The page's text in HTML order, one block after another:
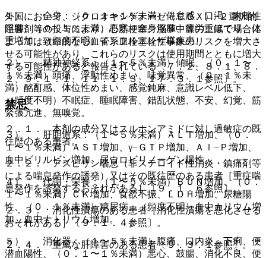
外国において、シクロオキシゲナーゼ（ＣＯＸ）−２選択的
阻害剤等の投与により、心筋梗塞、脳卒中等の重篤で場合に
よっては致命的な心血管系血栓塞栓性事象のリスクを増大さ
せる可能性があり、これらのリスクは使用期間とともに増大
する可能性があると報告されている〔７．２、８．１、８．
２、９．１．１、１１．１．３、１７．３．１参照〕。
禁忌
２．１． 本剤の成分又はスルホンアミドに対し過敏症の既
往歴のある患者。
２．２． アスピリン喘息（非ステロイド性消炎・鎮痛剤等
による喘息発作の誘発）又はその既往歴のある患者［重症喘
息発作を誘発するおそれがある］〔９．１．６参照〕。
２．３． 消化性潰瘍のある患者［消化性潰瘍を悪化させる
おそれがある］〔９．１．４参照〕。
２．４． 重篤な肝障害のある患者〔９．３．１参照〕。
１）． 全身：（０．１〜１％未満）倦怠感、口渇、末梢性
浮腫、（０．１％未満）悪寒、全身浮腫、疲労、ほてり、体
重増加、（頻度不明）インフルエンザ様疾患。
２）． 精神神経系：（１〜５％未満）傾眠、（０．１〜
１％未満）頭痛、浮動性めまい、味覚異常、（０．１％未
満）酩酊感、体位性めまい、感覚鈍麻、意識レベル低下、
（頻度不明）不眠症、睡眠障害、錯乱状態、不安、幻覚、筋
緊張亢進、無嗅覚。
３）． 肝胆道系：（１〜５％未満）ＡＬＴ増加、（０．
１〜１％未満）ＡＳＴ増加、γ−ＧＴＰ増加、Ａｌ−Ｐ増加、
血中ビリルビン増加、尿ウロビリノーゲン陽性。
４）． 代謝・栄養：（１〜５％未満）ＢＵＮ増加、（０．
１〜１％未満）ＣＫ増加、食欲不振、ＬＤＨ増加、尿糖陽
性、（０．１％未満）糖尿病、（頻度不明）血中カリウム増
加、血中ナトリウム増加。
５）． 消化器：（１〜５％未満）腹痛、口内炎、下痢、便
潜血陽性、（０．１〜１％未満）悪心、鼓腸、消化不良、便